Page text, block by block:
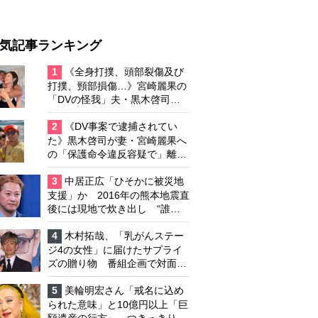
記事ランキング
1
《全身打撲、頭部裂傷及び
打撲、頸部損傷…》宮崎麗果の
「DVの怪我」夫・黒木啓司の
逮捕で始まる「夫婦の闘争」
2
《DV事案で逮捕されてい
た》黒木啓司が妻・宮崎麗果へ
の「保護命令違反容疑で」離婚
協議は「第二ステージ」へ
3
中居正広「ひそかに被災地
支援」か 2016年の熊本地震直
後には現地で炊き出し “誰に
も知られなくて良い”と、むし
ろ強まる福祉活動への思い
4
木村拓哉、「乳がんステー
ジ4の女性」に届けたサプライ
ズの贈り物 番組企画で対面し
たファンが、夢と希望を与える
心遣いに「うれしくて号泣しま
した」
5
美輪明宏さん「戒名に込め
られた意味」と10億円以上「巨